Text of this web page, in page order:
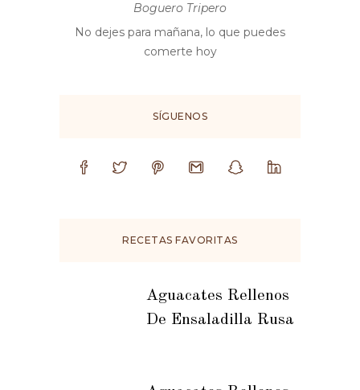
Boguero Tripero
No dejes para mañana, lo que puedes
comerte hoy
SÍGUENOS
RECETAS FAVORITAS
Aguacates Rellenos
De Ensaladilla Rusa